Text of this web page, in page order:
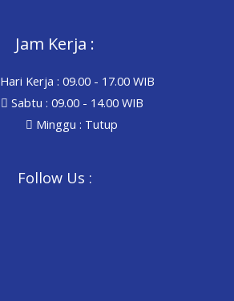
Jam Kerja :
Hari Kerja : 09.00 - 17.00 WIB
Sabtu : 09.00 - 14.00 WIB
Minggu : Tutup
Follow Us :